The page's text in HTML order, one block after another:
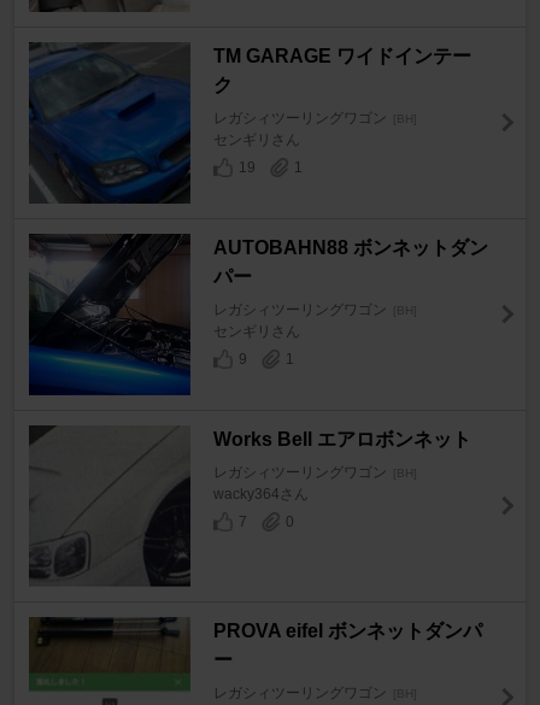
TM GARAGE ワイドインテー
ク
レガシィツーリングワゴン [BH]
センギリさん
19
1
AUTOBAHN88 ボンネットダン
パー
レガシィツーリングワゴン [BH]
センギリさん
9
1
Works Bell エアロボンネット
レガシィツーリングワゴン [BH]
wacky364さん
7
0
PROVA eifel ボンネットダンパ
ー
レガシィツーリングワゴン [BH]